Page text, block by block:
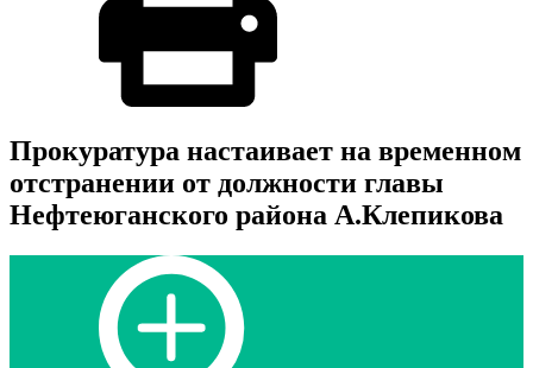
Прокуратура настаивает на временном
отстранении от должности главы
Нефтеюганского района А.Клепикова